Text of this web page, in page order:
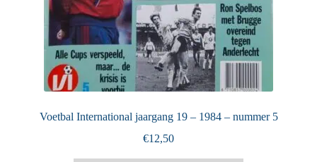
Voetbal International jaargang 19 – 1984 – nummer 5
€12,50